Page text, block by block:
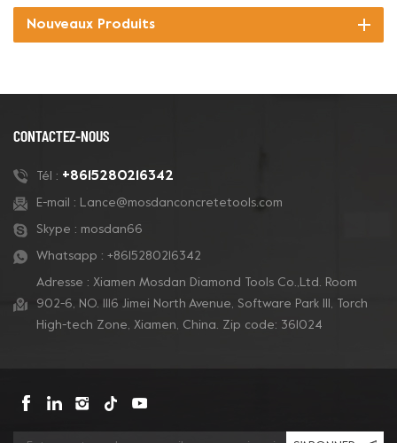
Nouveaux Produits
CONTACTEZ-NOUS
Tél : +8615280216342
E-mail : Lance@mosdanconcretetools.com
Skype : mosdan66
Whatsapp : +8615280216342
Adresse : Xiamen Mosdan Diamond Tools Co.,Ltd. Room
902-6, NO. 1116 Jimei North Avenue, Software Park Ill, Torch
High-tech Zone, Xiamen, China. Zip code: 361024